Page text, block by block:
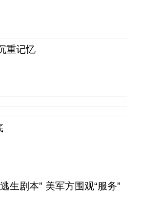
重记忆
生剧本” 美军方围观“服务”